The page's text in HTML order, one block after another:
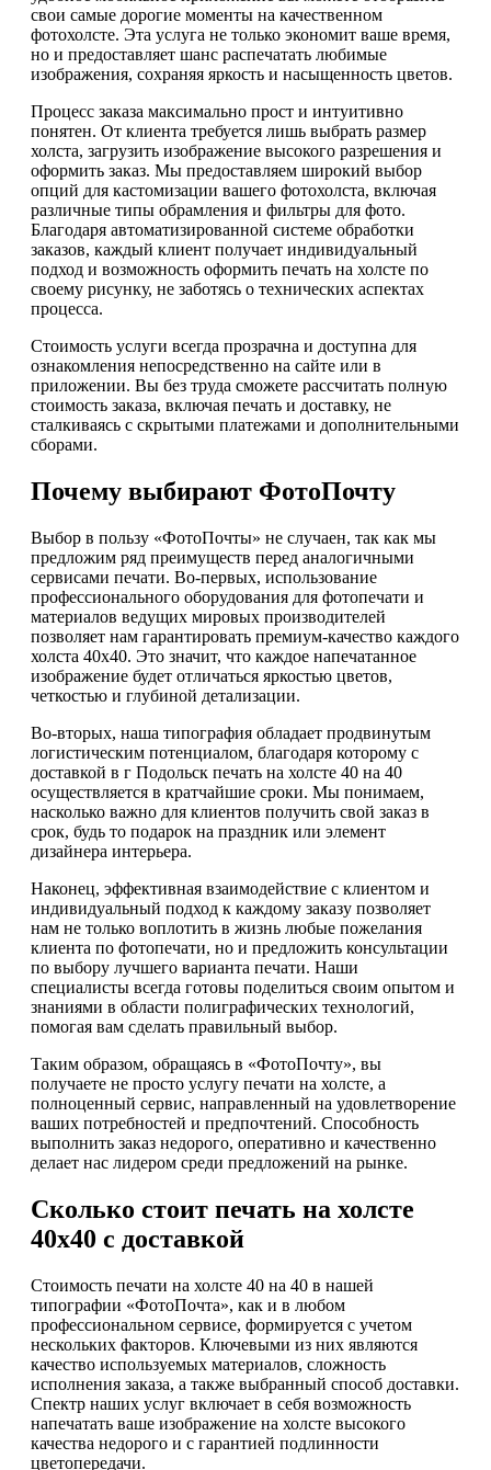
свои самые дорогие моменты на качественном
фотохолсте. Эта услуга не только экономит ваше время,
но и предоставляет шанс распечатать любимые
изображения, сохраняя яркость и насыщенность цветов.
Процесс заказа максимально прост и интуитивно
понятен. От клиента требуется лишь выбрать размер
холста, загрузить изображение высокого разрешения и
оформить заказ. Мы предоставляем широкий выбор
опций для кастомизации вашего фотохолста, включая
различные типы обрамления и фильтры для фото.
Благодаря автоматизированной системе обработки
заказов, каждый клиент получает индивидуальный
подход и возможность оформить печать на холсте по
своему рисунку, не заботясь о технических аспектах
процесса.
Стоимость услуги всегда прозрачна и доступна для
ознакомления непосредственно на сайте или в
приложении. Вы без труда сможете рассчитать полную
стоимость заказа, включая печать и доставку, не
сталкиваясь с скрытыми платежами и дополнительными
сборами.
Почему выбирают ФотоПочту
Выбор в пользу «ФотоПочты» не случаен, так как мы
предложим ряд преимуществ перед аналогичными
сервисами печати. Во-первых, использование
профессионального оборудования для фотопечати и
материалов ведущих мировых производителей
позволяет нам гарантировать премиум-качество каждого
холста 40х40. Это значит, что каждое напечатанное
изображение будет отличаться яркостью цветов,
четкостью и глубиной детализации.
Во-вторых, наша типография обладает продвинутым
логистическим потенциалом, благодаря которому с
доставкой в г Подольск печать на холсте 40 на 40
осуществляется в кратчайшие сроки. Мы понимаем,
насколько важно для клиентов получить свой заказ в
срок, будь то подарок на праздник или элемент
дизайнера интерьера.
Наконец, эффективная взаимодействие с клиентом и
индивидуальный подход к каждому заказу позволяет
нам не только воплотить в жизнь любые пожелания
клиента по фотопечати, но и предложить консультации
по выбору лучшего варианта печати. Наши
специалисты всегда готовы поделиться своим опытом и
знаниями в области полиграфических технологий,
помогая вам сделать правильный выбор.
Таким образом, обращаясь в «ФотоПочту», вы
получаете не просто услугу печати на холсте, а
полноценный сервис, направленный на удовлетворение
ваших потребностей и предпочтений. Способность
выполнить заказ недорого, оперативно и качественно
делает нас лидером среди предложений на рынке.
Сколько стоит печать на холсте
40х40 с доставкой
Стоимость печати на холсте 40 на 40 в нашей
типографии «ФотоПочта», как и в любом
профессиональном сервисе, формируется с учетом
нескольких факторов. Ключевыми из них являются
качество используемых материалов, сложность
исполнения заказа, а также выбранный способ доставки.
Спектр наших услуг включает в себя возможность
напечатать ваше изображение на холсте высокого
качества недорого и с гарантией подлинности
цветопередачи.